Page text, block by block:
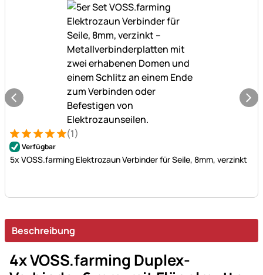
Bewertung: 5 von 5 (1 Bewertungen)
1 Bewertung (1)
Verfügbar
5x VOSS.farming Elektrozaun Verbinder für Seile, 8mm, verzinkt
Beschreibung
4x VOSS.farming Duplex-